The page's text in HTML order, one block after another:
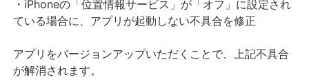
個人向けサービス
法人向けサービス
・iPhoneの「位置情報サービス」が「オフ」に設定され
ている場合に、アプリが起動しない不具合を修正
アプリをバージョンアップいただくことで、上記不具合
が解消されます。